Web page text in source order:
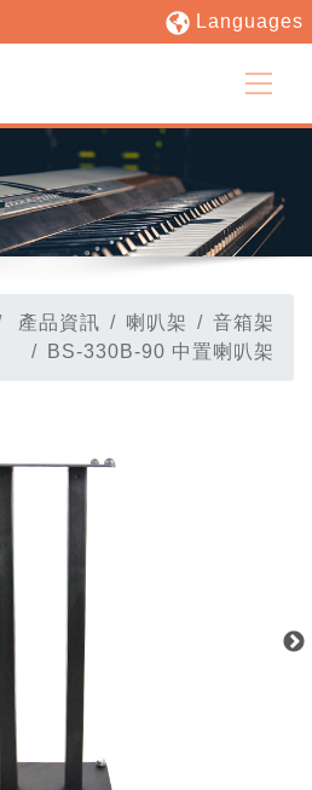
Languages
產品資訊 喇叭架
音箱架
BS-330B-90 中置喇叭架